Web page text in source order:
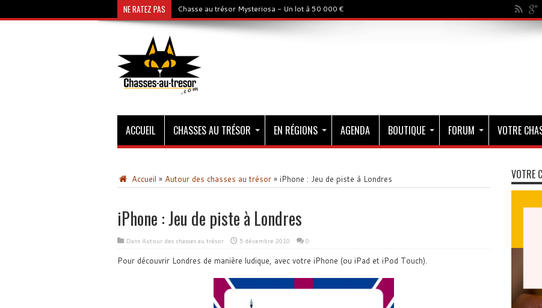
NE RATEZ PAS Chasse au trésor Mysteriosa - Un lot à 50 000 €
ACCUEIL CHASSES AU TRÉSOR EN RÉGIONS AGENDA BOUTIQUE FORUM VOTRE
Accueil » Autour des chasses au trésor » iPhone : Jeu de piste à Londres
iPhone : Jeu de piste à Londres
Dans Autour des chasses au trésor 5 décembre 2010 0
Pour découvrir Londres de manière ludique, avec votre iPhone (ou iPad et iPod Touch).
VOTRE